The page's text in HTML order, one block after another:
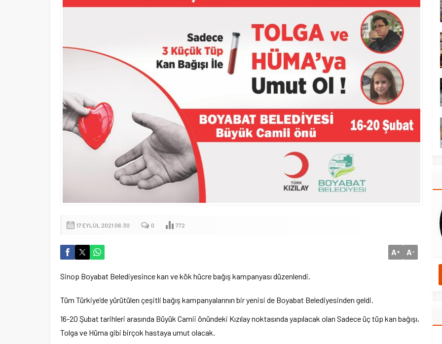
17 EYLÜL 2021 06:30 0 772
A+ A-
Sinop Boyabat Belediyesince kan ve kök hücre bağış kampanyası düzenlendi.
Tüm Türkiye’de yürütülen çeşitli bağış kampanyalarının bir yenisi de Boyabat Belediyesinden geldi.
16-20 Şubat tarihleri arasında Büyük Camii önündeki Kızılay noktasında yapılacak olan Sadece üç tüp kan bağışı,
Tolga ve Hüma gibi birçok hastaya umut olacak.